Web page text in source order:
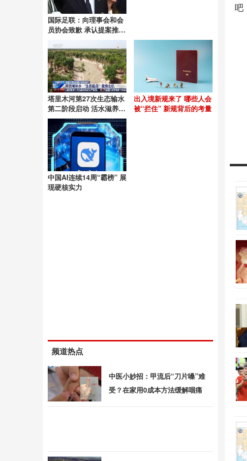
吧
国际足联：向理事会和会
员协会致歉 承认提案推进
塔里木河第27次生态输水
第二阶段启动 活水滋养绿
洲
出入境新规来了 哪些人会
被“拦住” 新规背后的考量
中国AI连续14周“霸榜” 展
现硬核实力
频道热点
中医小妙招：甲流后“刀片嗓”难
受？在家用0成本方法缓解咽痛